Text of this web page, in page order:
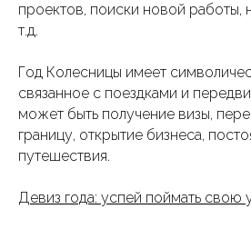
проектов, поиски новой работы,
т.д.
Год Колесницы имеет
связанное с поездками и
может быть получение визы,
границу, открытие бизнеса,
путешествия.
Девиз года: успей поймать свою